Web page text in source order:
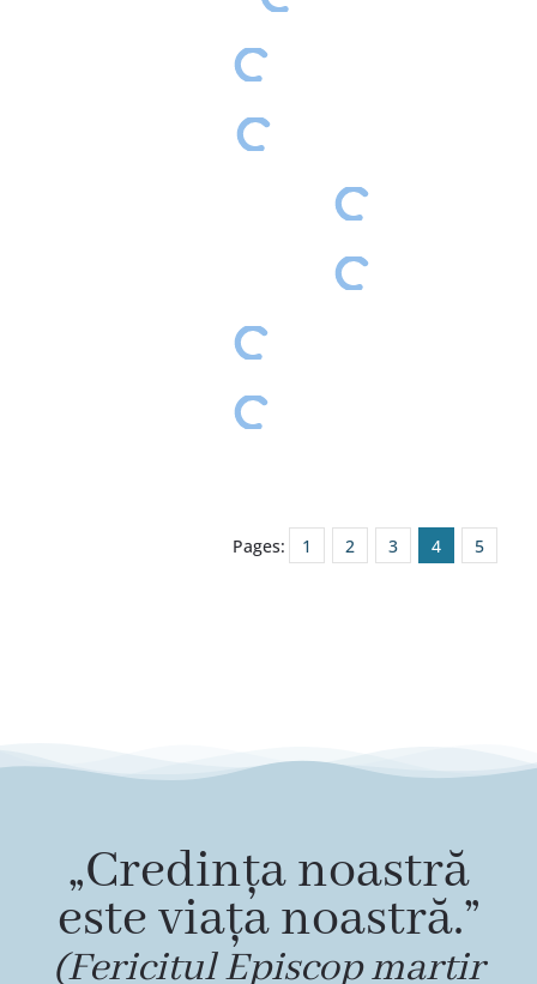
Pages: 1 2 3 4 5
„Credința noastră
este viața noastră.”
(Fericitul Episcop martir